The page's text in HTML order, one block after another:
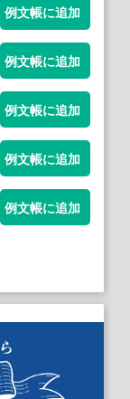
例文帳に追加
例文帳に追加
例文帳に追加
例文帳に追加
例文帳に追加